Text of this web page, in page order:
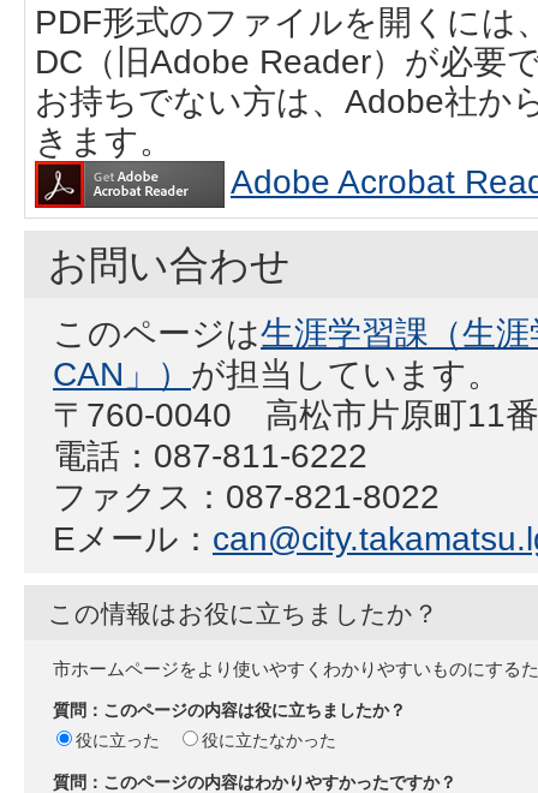
PDF形式のファイルを開くには
DC（旧Adobe Reader）が必要
お持ちでない方は、Adobe社か
きます。
Adobe Acrobat
お問い合わせ
このページは生涯学習課（生
CAN」） が担当しています。
〒760-0040 高松市片原町11
電話：087-811-6222
ファクス：087-821-8022
Eメール：
この情報はお役に立ちましたか？
市ホームページをより使いやすくわかりやすいものにする
質問：このページの内容は役に立ちましたか？
役に立った
役に立たなかった
質問：このページの内容はわかりやすかったですか？